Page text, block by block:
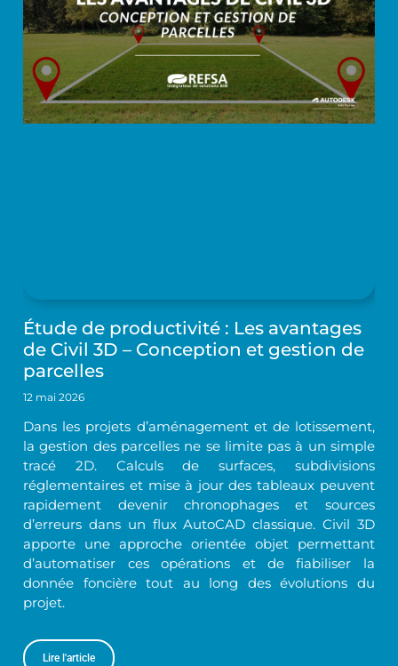
Étude de productivité : Les avantages
de Civil 3D – Conception et gestion de
parcelles
12 mai 2026
Dans les projets d’aménagement et de lotissement,
la gestion des parcelles ne se limite pas à un simple
tracé 2D. Calculs de surfaces, subdivisions
réglementaires et mise à jour des tableaux peuvent
rapidement devenir chronophages et sources
d’erreurs dans un flux AutoCAD classique. Civil 3D
apporte une approche orientée objet permettant
d’automatiser ces opérations et de fiabiliser la
donnée foncière tout au long des évolutions du
projet.
Lire l'article